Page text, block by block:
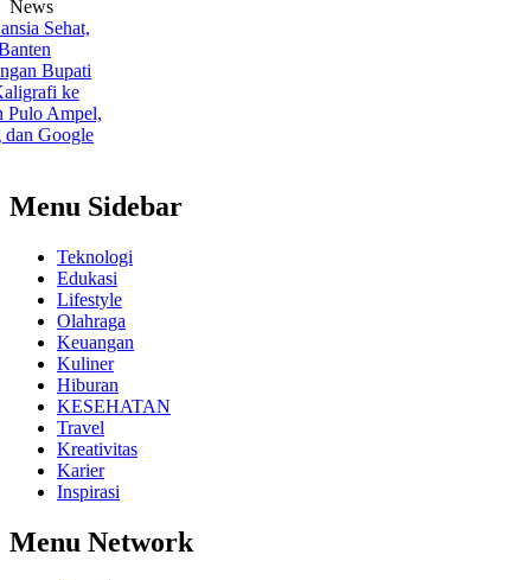
News
Bupati
ke
Ampel,
Menu Sidebar
Teknologi
Edukasi
Lifestyle
Olahraga
Keuangan
Kuliner
Hiburan
KESEHATAN
Travel
Kreativitas
Karier
Inspirasi
Menu Network